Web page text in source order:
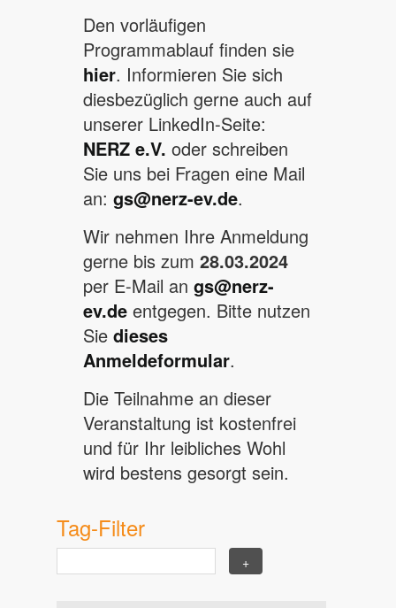
Den vorläufigen
Programmablauf finden sie
hier. Informieren Sie sich
diesbezüglich gerne auch auf
unserer LinkedIn-Seite:
NERZ e.V. oder schreiben
Sie uns bei Fragen eine Mail
an: gs@nerz-ev.de.
Wir nehmen Ihre Anmeldung
gerne bis zum 28.03.2024
per E-Mail an gs@nerz-
ev.de entgegen. Bitte nutzen
Sie dieses
Anmeldeformular.
Die Teilnahme an dieser
Veranstaltung ist kostenfrei
und für Ihr leibliches Wohl
wird bestens gesorgt sein.
Tag-Filter